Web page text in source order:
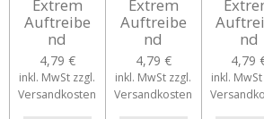
Extrem
Auftreibe
nd
4,79 €
inkl. MwSt zzgl.
Versandkosten
Extrem
Auftreibe
nd
4,79 €
inkl. MwSt zzgl.
Versandkosten
nd
4,79
inkl. MwSt